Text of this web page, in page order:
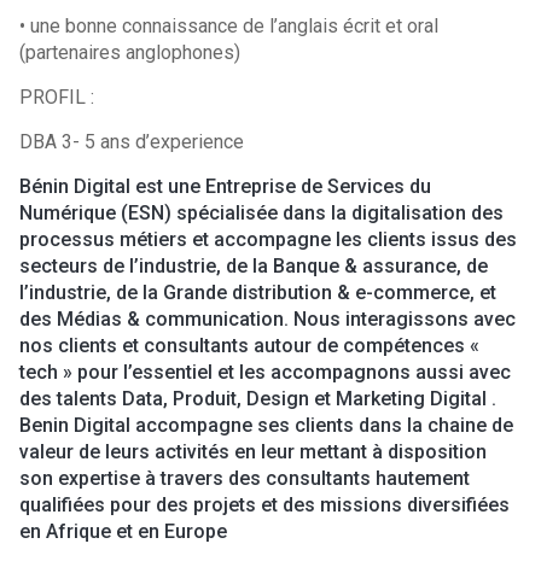
• une bonne connaissance de l’anglais écrit et oral
(partenaires anglophones)
PROFIL :
DBA 3- 5 ans d’experience
Bénin Digital est une Entreprise de Services du
Numérique (ESN) spécialisée dans la digitalisation des
processus métiers et accompagne les clients issus des
secteurs de l’industrie, de la Banque & assurance, de
l’industrie, de la Grande distribution & e-commerce, et
des Médias & communication. Nous interagissons avec
nos clients et consultants autour de compétences «
tech » pour l’essentiel et les accompagnons aussi avec
des talents Data, Produit, Design et Marketing Digital .
Benin Digital accompagne ses clients dans la chaine de
valeur de leurs activités en leur mettant à disposition
son expertise à travers des consultants hautement
qualifiées pour des projets et des missions diversifiées
en Afrique et en Europe